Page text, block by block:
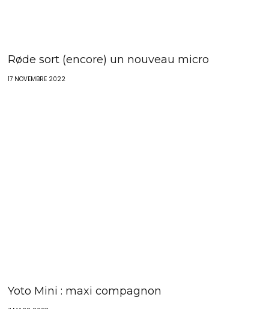
Røde sort (encore) un nouveau micro
17 NOVEMBRE 2022
Yoto Mini : maxi compagnon